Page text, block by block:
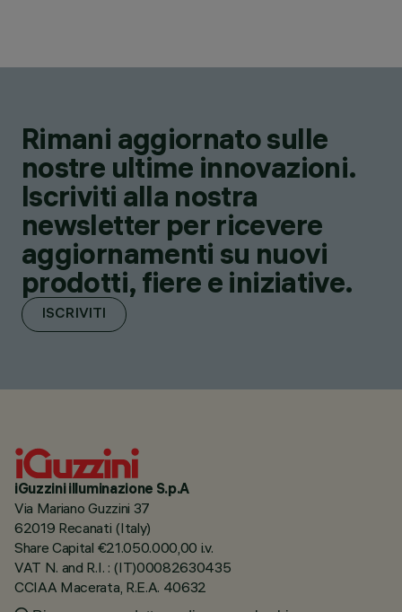
Rimani aggiornato sulle
nostre ultime innovazioni.
Iscriviti alla nostra
newsletter per ricevere
aggiornamenti su nuovi
prodotti, fiere e iniziative.
ISCRIVITI
iGuzzini illuminazione S.p.A
Via Mariano Guzzini 37
62019 Recanati (Italy)
Share Capital €21.050.000,00 i.v.
VAT N. and R.I. : (IT)00082630435
CCIAA Macerata, R.E.A. 40632